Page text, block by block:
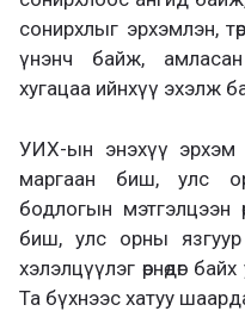
сонирхлыг эрхэмлэн,
үнэнч байж,
хугацаа ийнхүү эхэлж
УИХ-ын энэхүү эрхэм
маргаан биш, улс
бодлогын мэтгэлцээн
биш, улс орны язгуур
хэлэлцүүлэг өрнөдөг
Та бүхнээс хатуу